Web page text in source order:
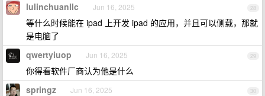
28
lulinchuanllc Jun 16, 2025
等什么时候能在 ipad 上开发 ipad 的应用，并且可以侧载，那就
是电脑了
29
qwertyiuop Jun 16, 2025
你得看软件厂商认为他是什么
30
springz Jun 16, 2025